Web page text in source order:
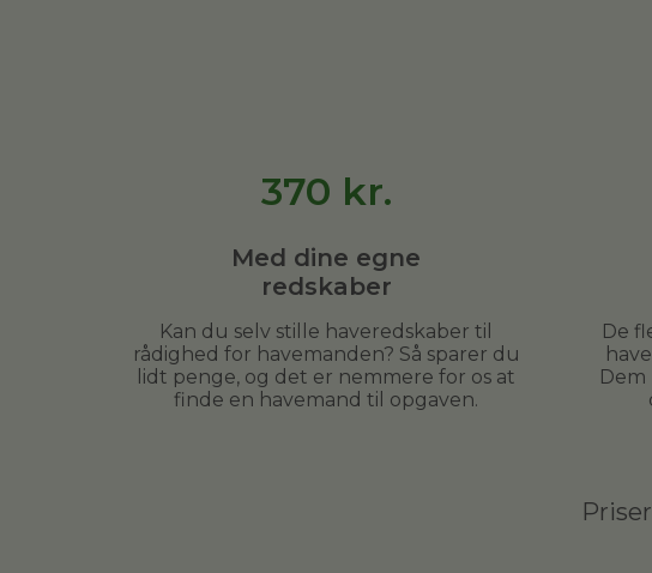
370 kr.
Med dine egne
redskaber
Kan du selv stille haveredskaber til
rådighed for havemanden? Så sparer du
lidt penge, og det er nemmere for os at
finde en havemand til opgaven.
De
Dem